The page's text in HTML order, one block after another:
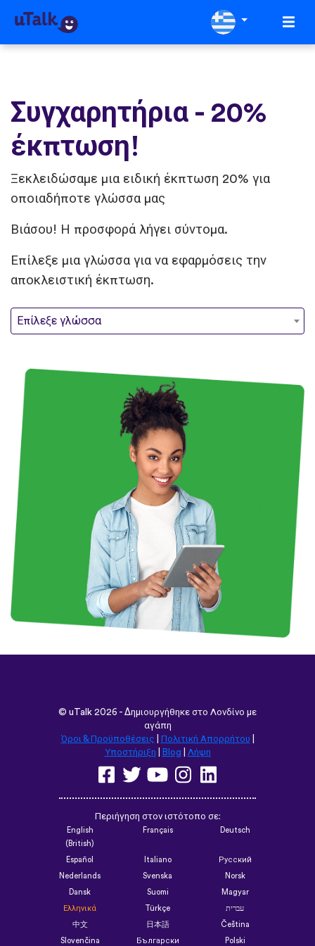
Συγχαρητήρια - 20%
έκπτωση!
Ξεκλειδώσαμε μια ειδική έκπτωση 20% για
οποιαδήποτε γλώσσα μας
Βιάσου! Η προσφορά λήγει σύντομα.
Επίλεξε μια γλώσσα για να εφαρμόσεις την
αποκλειστική έκπτωση.
Επίλεξε γλώσσα
© uTalk 2026 - Δημιουργήθηκε στο Λονδίνο με
αγάπη
Όροι & Προϋποθέσεις
Πολιτική Απορρήτου
Υποστήριξη
Blog Λήψη
Περιήγηση στον ιστότοπο σε:
English
(British)
Français Deutsch
Español Italiano Русский
Nederlands Svenska Norsk
Dansk Suomi Magyar
Ελληνικά Türkçe עברית
中文 日本語 Čeština
Slovenčina Български Polski